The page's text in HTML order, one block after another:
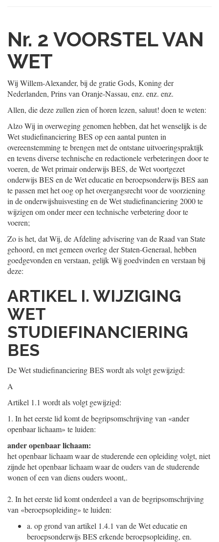
Nr. 2 VOORSTEL VAN
WET
Wij Willem-Alexander, bij de gratie Gods, Koning der
Nederlanden, Prins van Oranje-Nassau, enz. enz. enz.
Allen, die deze zullen zien of horen lezen, saluut! doen te weten:
Alzo Wij in overweging genomen hebben, dat het wenselijk is de
Wet studiefinanciering BES op een aantal punten in
overeenstemming te brengen met de ontstane uitvoeringspraktijk
en tevens diverse technische en redactionele verbeteringen door te
voeren, de Wet primair onderwijs BES, de Wet voortgezet
onderwijs BES en de Wet educatie en beroepsonderwijs BES aan
te passen met het oog op het overgangsrecht voor de voorziening
in de onderwijshuisvesting en de Wet studiefinanciering 2000 te
wijzigen om onder meer een technische verbetering door te
voeren;
Zo is het, dat Wij, de Afdeling advisering van de Raad van State
gehoord, en met gemeen overleg der Staten-Generaal, hebben
goedgevonden en verstaan, gelijk Wij goedvinden en verstaan bij
deze:
ARTIKEL I. WIJZIGING
WET
STUDIEFINANCIERING
BES
De Wet studiefinanciering BES wordt als volgt gewijzigd:
A
Artikel 1.1 wordt als volgt gewijzigd:
1. In het eerste lid komt de begripsomschrijving van «ander
openbaar lichaam» te luiden:
ander openbaar lichaam:
het openbaar lichaam waar de studerende een opleiding volgt, niet
zijnde het openbaar lichaam waar de ouders van de studerende
wonen of een van diens ouders woont,.
2. In het eerste lid komt onderdeel a van de begripsomschrijving
van «beroepsopleiding» te luiden:
a. op grond van artikel 1.4.1 van de Wet educatie en
beroepsonderwijs BES erkende beroepsopleiding, en.